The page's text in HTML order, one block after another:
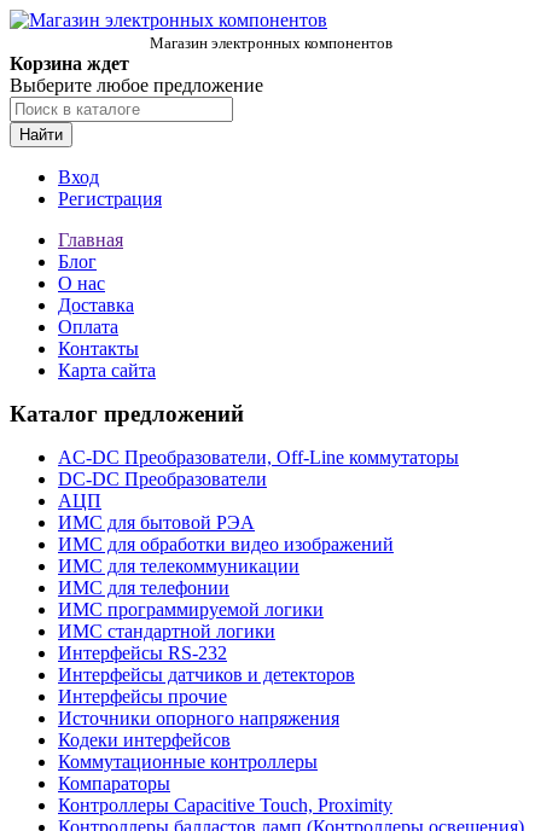
Магазин электронных компонентов
Корзина ждет
Выберите любое предложение
Найти
Вход
Регистрация
Главная
Блог
О нас
Доставка
Оплата
Контакты
Карта сайта
Каталог предложений
AC-DC Преобразователи, Off-Line коммутаторы
DC-DC Преобразователи
АЦП
ИМС для бытовой РЭА
ИМС для обработки видео изображений
ИМС для телекоммуникации
ИМС для телефонии
ИМС программируемой логики
ИМС стандартной логики
Интерфейсы RS-232
Интерфейсы датчиков и детекторов
Интерфейсы прочие
Источники опорного напряжения
Кодеки интерфейсов
Коммутационные контроллеры
Компараторы
Контроллеры Capacitive Touch, Proximity
Контроллеры балластов ламп (Контроллеры освещения)